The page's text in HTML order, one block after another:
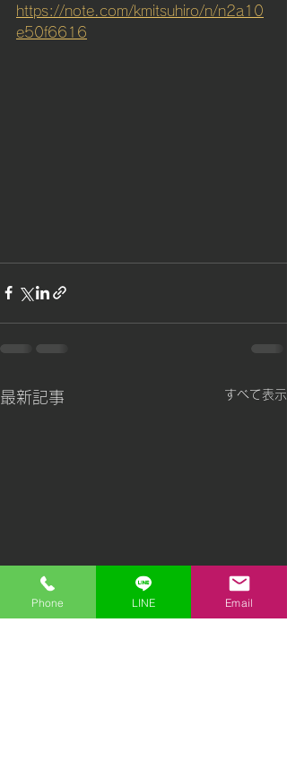
https://note.com/kmitsuhiro/n/n2a10
e50f6616
最新記事 すべて表示
Phone LINE Email